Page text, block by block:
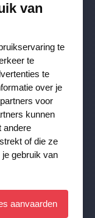
via
en ga akkoord
van
te
te
te
over je
voor
kunnen
andere
of die ze
gebruik van
aanvaarden